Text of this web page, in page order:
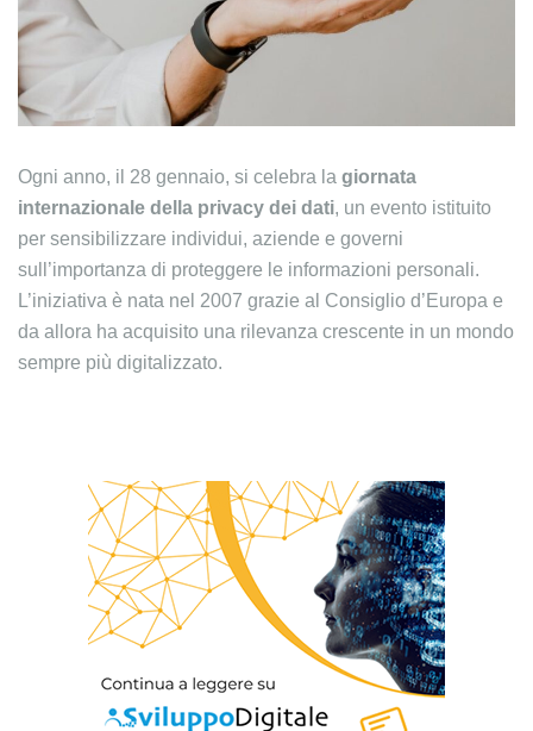
Ogni anno, il 28 gennaio, si celebra la giornata
internazionale della privacy dei dati, un evento istituito
per sensibilizzare individui, aziende e governi
sull’importanza di proteggere le informazioni personali.
L’iniziativa è nata nel 2007 grazie al Consiglio d’Europa e
da allora ha acquisito una rilevanza crescente in un mondo
sempre più digitalizzato.